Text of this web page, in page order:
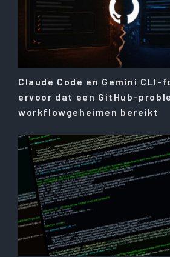
Claude Code en Gemini CLI-
ervoor dat een GitHub-
workflowgeheimen bereikt